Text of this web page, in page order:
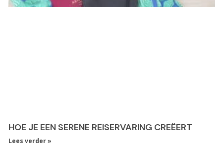
HOE JE EEN SERENE REISERVARING CREËERT
Lees verder »